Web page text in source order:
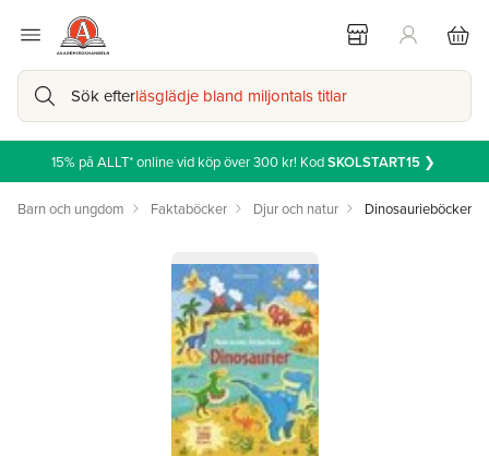
Sök efterläsglädje bland miljontals titlar
15% på ALLT* online vid köp över 300 kr! KodSKOLSTART15❯
Barn och ungdom Faktaböcker Djur och natur Dinosaurieböcker